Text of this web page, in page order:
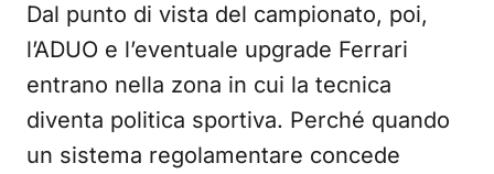
Dal punto di vista del campionato, poi,
l’ADUO e l’eventuale upgrade Ferrari
entrano nella zona in cui la tecnica
diventa politica sportiva. Perché quando
un sistema regolamentare concede